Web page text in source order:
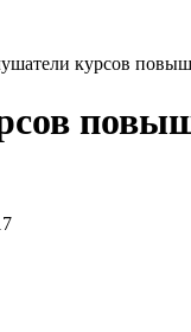
курсов